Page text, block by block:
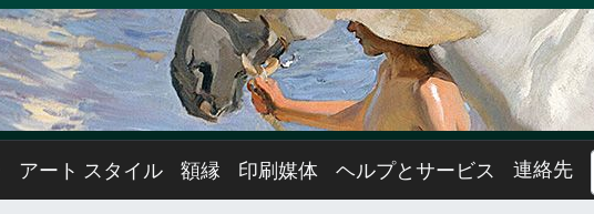
アート スタイル 額縁 印刷媒体 ヘルプとサービス 連絡先